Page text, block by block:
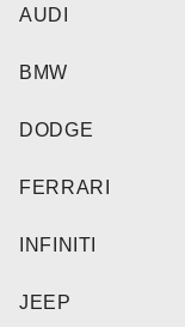
AUDI
BMW
DODGE
FERRARI
INFINITI
JEEP